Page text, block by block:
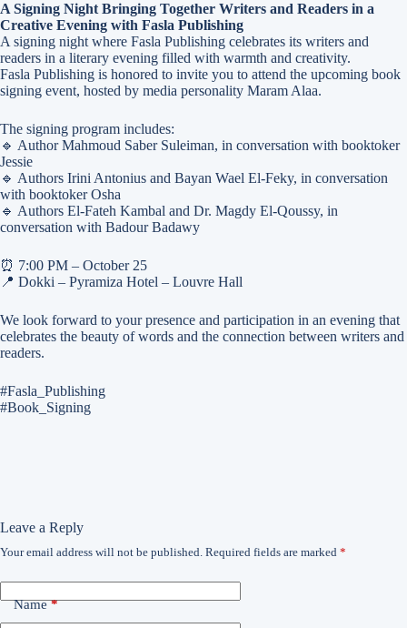
A Signing Night Bringing Together Writers and Readers in a
Creative Evening with Fasla Publishing
A signing night where Fasla Publishing celebrates its writers and
readers in a literary evening filled with warmth and creativity.
Fasla Publishing is honored to invite you to attend the upcoming book
signing event, hosted by media personality Maram Alaa.
The signing program includes:
🔹 Author Mahmoud Saber Suleiman, in conversation with booktoker
Jessie
🔹 Authors Irini Antonius and Bayan Wael El-Feky, in conversation
with booktoker Osha
🔹 Authors El-Fateh Kambal and Dr. Magdy El-Qoussy, in
conversation with Badour Badawy
⏰ 7:00 PM – October 25
📍 Dokki – Pyramiza Hotel – Louvre Hall
We look forward to your presence and participation in an evening that
celebrates the beauty of words and the connection between writers and
readers.
#Fasla_Publishing
#Book_Signing
Leave a Reply
Your email address will not be published. Required fields are marked *
Name*